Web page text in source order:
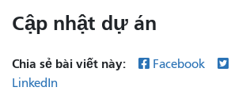
Cập nhật dự án
Chia sẻ bài viết này: Facebook
LinkedIn